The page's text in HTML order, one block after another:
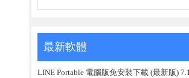
最新軟體
LINE Portable 電腦版免安裝下載 (最新版)